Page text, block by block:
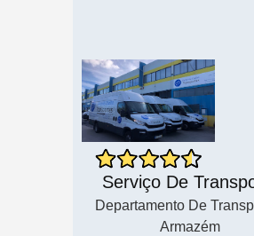
Serviço De
Departamento De
Armazém